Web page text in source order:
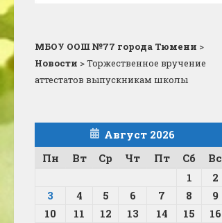
МБОУ ООШ №77 города Тюмени >
Новости >Торжественное вручение
аттестатов выпускникам школы
Август 2026
Пн
Вт Ср Чт Пт Сб
Вс
1
2
3
4 5 6 7 8
9
10
11 12 13 14 15
16